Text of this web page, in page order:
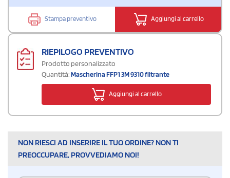
Stampa preventivo Aggiungi al carrello
RIEPILOGO PREVENTIVO
Prodotto personalizzato
Quantità:Mascherina FFP1 3M 9310 filtrante
Aggiungi al carrello
NON RIESCI AD INSERIRE IL TUO ORDINE? NON TI
PREOCCUPARE, PROVVEDIAMO NOI!